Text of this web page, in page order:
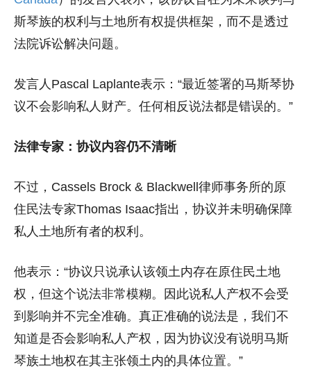
斯琴族的权利与土地所有权提供框架，而不是透过
法院诉讼解决问题。
发言人Pascal Laplante表示：“最近签署的马斯琴协
议不会影响私人财产。任何相反说法都是错误的。”
法律专家：协议内容仍不清晰
不过，Cassels Brock & Blackwell律师事务所的原
住民法专家Thomas Isaac指出，协议并未明确保障
私人土地所有者的权利。
他表示：“协议只说承认该领土内存在原住民土地
权，但这个说法非常模糊。因此说私人产权不会受
到影响并不完全准确。真正准确的说法是，我们不
知道是否会影响私人产权，因为协议没有说明马斯
琴族土地权在其主张领土内的具体位置。”